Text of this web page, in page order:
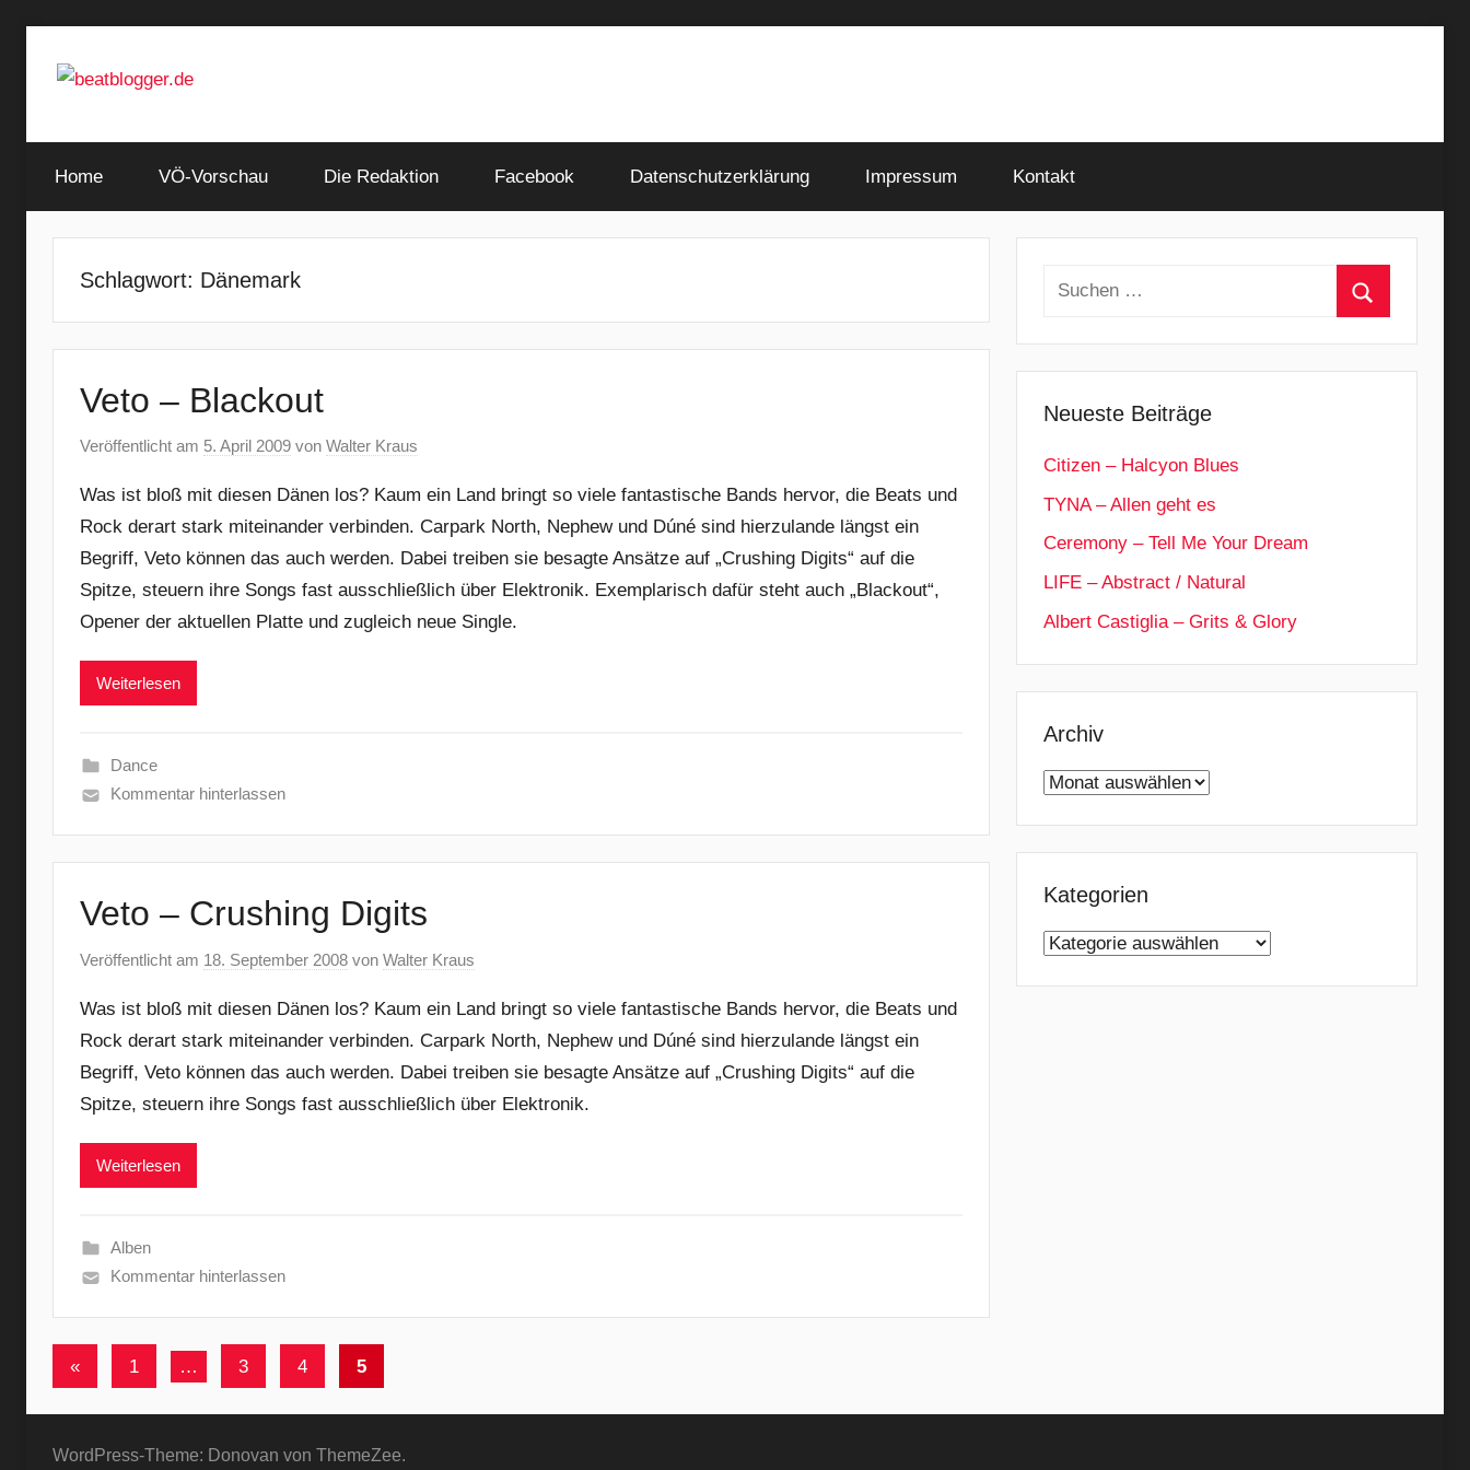
Inhalt
beatblogger.de
and
the
Home VÖ-Vorschau Die Redaktion Facebook Datenschutzerklärung Impressum Kontakt
Schlagwort: Dänemark
Veto – Blackout
Veröffentlicht am 5. April 2009 von Walter Kraus
Was ist bloß mit diesen Dänen los? Kaum ein Land bringt so viele fantastische Bands hervor, die Beats und
Rock derart stark miteinander verbinden. Carpark North, Nephew und Dúné sind hierzulande längst ein
Begriff, Veto können das auch werden. Dabei treiben sie besagte Ansätze auf „Crushing Digits“ auf die
Spitze, steuern ihre Songs fast ausschließlich über Elektronik. Exemplarisch dafür steht auch „Blackout“,
Opener der aktuellen Platte und zugleich neue Single.
Weiterlesen
Dance
Kommentar hinterlassen
Veto – Crushing Digits
Veröffentlicht am 18. September 2008 von Walter Kraus
Was ist bloß mit diesen Dänen los? Kaum ein Land bringt so viele fantastische Bands hervor, die Beats und
Rock derart stark miteinander verbinden. Carpark North, Nephew und Dúné sind hierzulande längst ein
Begriff, Veto können das auch werden. Dabei treiben sie besagte Ansätze auf „Crushing Digits“ auf die
Spitze, steuern ihre Songs fast ausschließlich über Elektronik.
Weiterlesen
Alben
Kommentar hinterlassen
Seitennummerierung
Beiträge
«Vorherige
1 … 3 4 5
Suchen
Neueste Beiträge
Citizen – Halcyon Blues
TYNA – Allen geht es
Ceremony – Tell Me Your Dream
LIFE – Abstract / Natural
Albert Castiglia – Grits & Glory
Archiv
Archiv
Kategorien
Kategorien
WordPress-Theme: Donovan von ThemeZee.